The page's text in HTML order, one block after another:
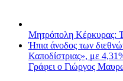
Μητρόπολη Κέρκυρας:
Ήπια άνοδος των
Καποδίστριας», με
Γράφει ο Γιώργος